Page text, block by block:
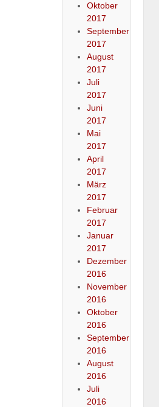
Oktober
2017
September
2017
August
2017
Juli
2017
Juni
2017
Mai
2017
April
2017
März
2017
Februar
2017
Januar
2017
Dezember
2016
November
2016
Oktober
2016
September
2016
August
2016
Juli
2016